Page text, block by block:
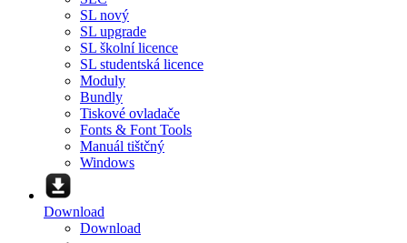
SL nový
SL upgrade
SL školní licence
SL studentská licence
Moduly
Bundly
Tiskové ovladače
Fonts & Font Tools
Manuál tištčný
Windows
Download
Download